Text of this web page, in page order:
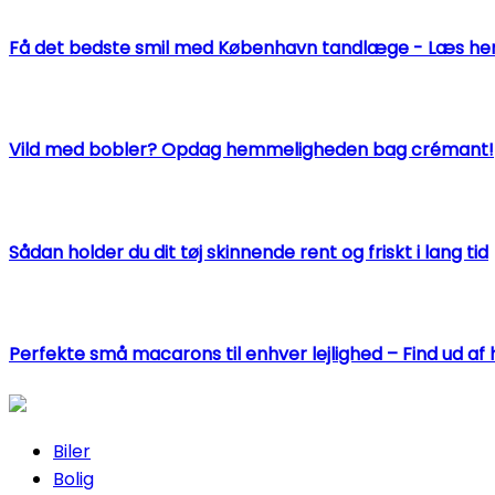
Få det bedste smil med København tandlæge - Læs
Vild med bobler? Opdag hemmeligheden bag crémant!
Sådan holder du dit tøj skinnende rent og friskt i lang tid
Perfekte små macarons til enhver lejlighed – Find ud af
Biler
Bolig